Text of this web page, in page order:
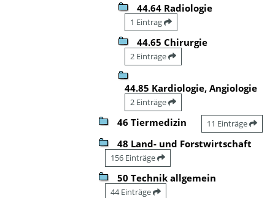
44.64 Radiologie
1 Eintrag
44.65 Chirurgie
2 Einträge
44.85 Kardiologie, Angiologie
2 Einträge
46 Tiermedizin 11 Einträge
48 Land- und Forstwirtschaft
156 Einträge
50 Technik allgemein
44 Einträge